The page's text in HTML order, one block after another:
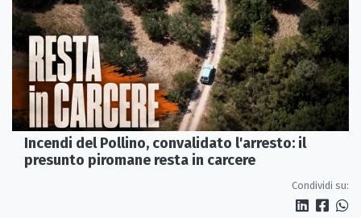
Incendi del Pollino, convalidato l'arresto: il
presunto piromane resta in carcere
Condividi su: